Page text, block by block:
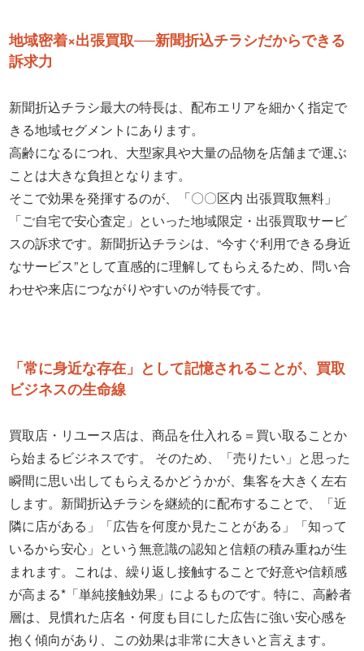
地域密着×出張買取──新聞折込チラシだからできる
訴求力
新聞折込チラシ最大の特長は、配布エリアを細かく指定で
きる地域セグメントにあります。
高齢になるにつれ、大型家具や大量の品物を店舗まで運ぶ
ことは大きな負担となります。
そこで効果を発揮するのが、「〇〇区内 出張買取無料」
「ご自宅で安心査定」といった地域限定・出張買取サービ
スの訴求です。新聞折込チラシは、“今すぐ利用できる身近
なサービス”として直感的に理解してもらえるため、問い合
わせや来店につながりやすいのが特長です。
「常に身近な存在」として記憶されることが、買取
ビジネスの生命線
買取店・リユース店は、商品を仕入れる＝買い取ることか
ら始まるビジネスです。 そのため、「売りたい」と思った
瞬間に思い出してもらえるかどうかが、集客を大きく左右
します。新聞折込チラシを継続的に配布することで、「近
隣に店がある」「広告を何度か見たことがある」「知って
いるから安心」という無意識の認知と信頼の積み重ねが生
まれます。これは、繰り返し接触することで好意や信頼感
が高まる*「単純接触効果」によるものです。特に、高齢者
層は、見慣れた店名・何度も目にした広告に強い安心感を
抱く傾向があり、この効果は非常に大きいと言えます。